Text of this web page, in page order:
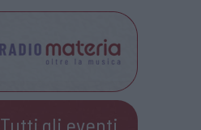
Tutti gli eventi